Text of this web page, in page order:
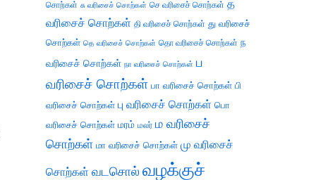
சொற்கள் சு வரிசைச் சொற்கள் செ வரிசைச் சொற்கள் த
வரிசைச் சொற்கள் தி வரிசைச் சொற்கள் து வரிசைச்
சொற்கள் தெ வரிசைச் சொற்கள் தொ வரிசைச் சொற்கள் ந
வரிசைச் சொற்கள் நா வரிசைச் சொற்கள் ப
வரிசைச் சொற்கள் பா வரிசைச் சொற்கள் பி
வரிசைச் சொற்கள் பு வரிசைச் சொற்கள் பொ
வரிசைச் சொற்கள் மரம் மலர் ம வரிசைச்
சொற்கள் மா வரிசைச் சொற்கள் மு வரிசைச்
சொற்கள் வடசொல் வழக்குச்